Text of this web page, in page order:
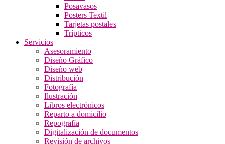
Posavasos
Posters Textil
Tarjetas postales
Trípticos
Servicios
Asesoramiento
Diseño Gráfico
Diseño web
Distribución
Fotografía
Ilustración
Libros electrónicos
Reparto a domicilio
Repografía
Digitalización de documentos
Revisión de archivos